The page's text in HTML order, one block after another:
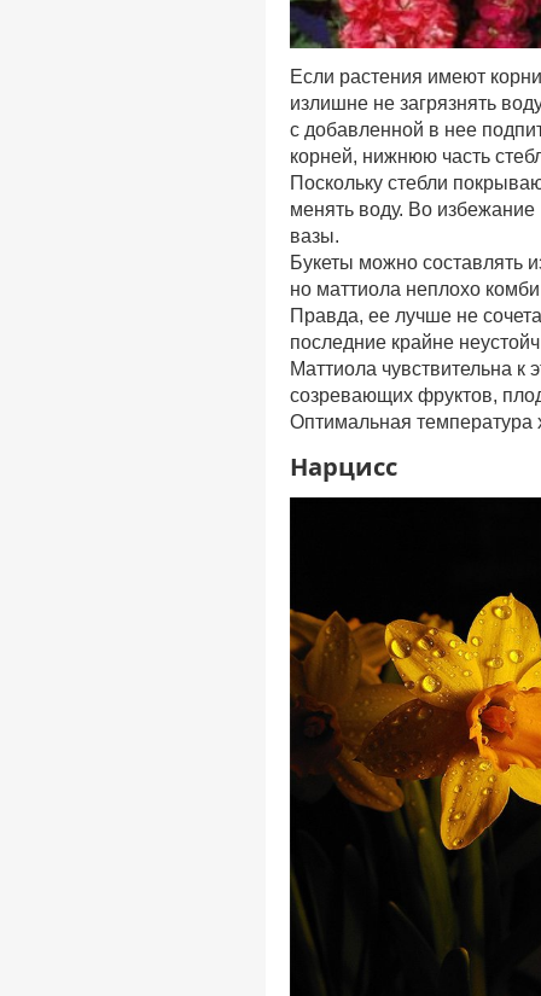
Если растения имеют
излишне не загрязнять
с добавленной в нее
корней, нижнюю часть
Поскольку стебли
менять воду. Во
вазы.
Букеты можно составлять
но маттиола неплохо
Правда, ее лучше не
последние крайне
Маттиола чувствительна к
созревающих фруктов,
Оптимальная
Нарцисс